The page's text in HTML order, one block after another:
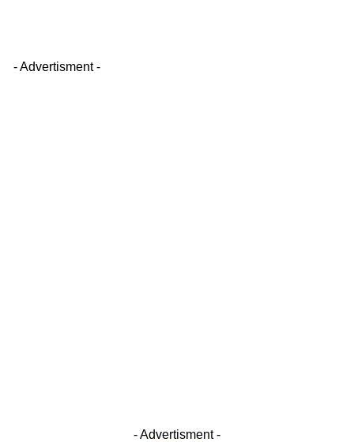
- Advertisment -
- Advertisment -